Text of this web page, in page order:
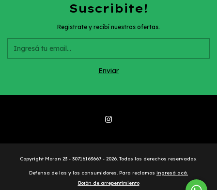
Suscribite!
Registrate y recibí nuestras ofertas.
Copyright Moran 23 - 30716163667 - 2026. Todos los derechos reservados.
Defensa de las y los consumidores. Para reclamos ingresá acá.
Botón de arrepentimiento